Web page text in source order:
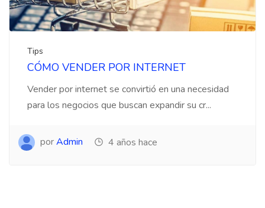
Tips
CÓMO VENDER POR INTERNET
Vender por internet se convirtió en una necesidad
para los negocios que buscan expandir su cr...
porAdmin 4 años hace